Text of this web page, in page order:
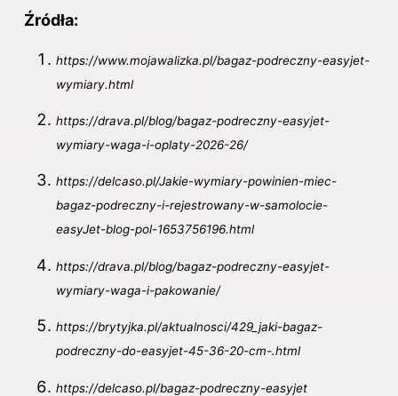
Źródła:
https://www.mojawalizka.pl/bagaz-podreczny-easyjet-
wymiary.html
https://drava.pl/blog/bagaz-podreczny-easyjet-
wymiary-waga-i-oplaty-2026-26/
https://delcaso.pl/Jakie-wymiary-powinien-miec-
bagaz-podreczny-i-rejestrowany-w-samolocie-
easyJet-blog-pol-1653756196.html
https://drava.pl/blog/bagaz-podreczny-easyjet-
wymiary-waga-i-pakowanie/
https://brytyjka.pl/aktualnosci/429_jaki-bagaz-
podreczny-do-easyjet-45-36-20-cm-.html
https://delcaso.pl/bagaz-podreczny-easyjet